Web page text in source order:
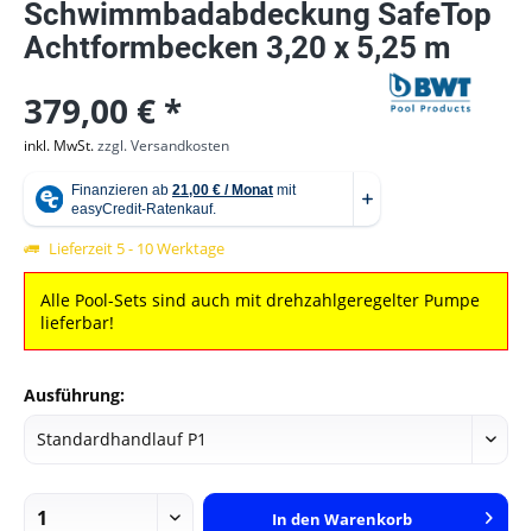
Schwimmbadabdeckung SafeTop
Achtformbecken 3,20 x 5,25 m
379,00 € *
inkl. MwSt.zzgl. Versandkosten
Lieferzeit 5 - 10 Werktage
Alle Pool-Sets sind auch mit drehzahlgeregelter Pumpe
lieferbar!
Ausführung:
In den Warenkorb